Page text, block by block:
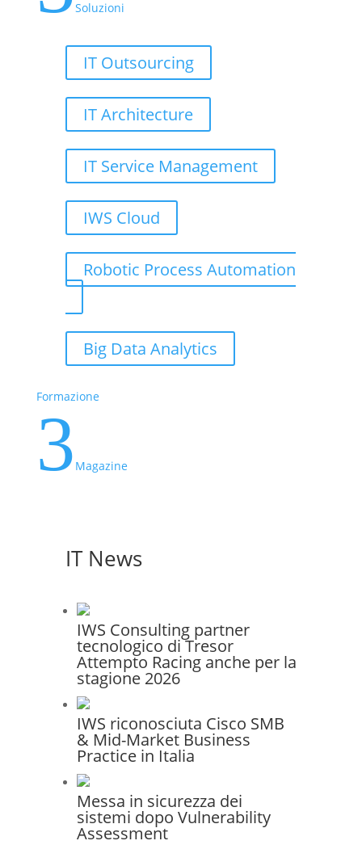
Soluzioni
IT Outsourcing
IT Architecture
IT Service Management
IWS Cloud
Robotic Process Automation
Big Data Analytics
Formazione
3 Magazine
IT News
IWS Consulting partner
tecnologico di Tresor
Attempto Racing anche per la
stagione 2026
IWS riconosciuta Cisco SMB
& Mid-Market Business
Practice in Italia
Messa in sicurezza dei
sistemi dopo Vulnerability
Assessment